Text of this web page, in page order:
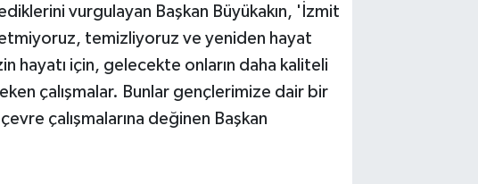
vurgulayan Başkan Büyükakın, 'İzmit
temizliyoruz ve yeniden hayat
hayatı için, gelecekte onların daha kaliteli
çalışmalar. Bunlar gençlerimize dair bir
çalışmalarına değinen Başkan